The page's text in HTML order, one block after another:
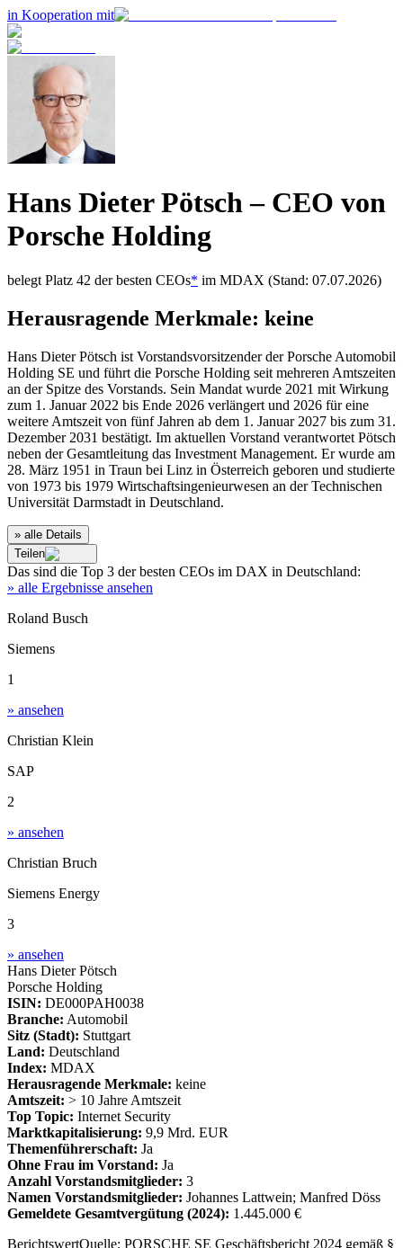
in Kooperation mit
Hans Dieter Pötsch– CEO von
Porsche Holding
belegt Platz 42 der besten CEOs* im MDAX (Stand: 07.07.2026)
Herausragende Merkmale: keine
Hans Dieter Pötsch ist Vorstandsvorsitzender der Porsche Automobil
Holding SE und führt die Porsche Holding seit mehreren Amtszeiten
an der Spitze des Vorstands. Sein Mandat wurde 2021 mit Wirkung
zum 1. Januar 2022 bis Ende 2026 verlängert und 2026 für eine
weitere Amtszeit von fünf Jahren ab dem 1. Januar 2027 bis zum 31.
Dezember 2031 bestätigt. Im aktuellen Vorstand verantwortet Pötsch
neben der Gesamtleitung das Investment Management. Er wurde am
28. März 1951 in Traun bei Linz in Österreich geboren und studierte
von 1973 bis 1979 Wirtschaftsingenieurwesen an der Technischen
Universität Darmstadt in Deutschland.
» alle Details
Teilen
Das sind die Top 3 der besten CEOs im DAX in Deutschland:
» alle Ergebnisse ansehen
Roland Busch
Siemens
1
» ansehen
Christian Klein
SAP
2
» ansehen
Christian Bruch
Siemens Energy
3
» ansehen
Hans Dieter Pötsch
Porsche Holding
ISIN: DE000PAH0038
Branche: Automobil
Sitz (Stadt): Stuttgart
Land: Deutschland
Index: MDAX
Herausragende Merkmale: keine
Amtszeit: > 10 Jahre Amtszeit
Top Topic: Internet Security
Marktkapitalisierung: 9,9 Mrd. EUR
Themenführerschaft: Ja
Ohne Frau im Vorstand: Ja
Anzahl Vorstandsmitglieder: 3
Namen Vorstandsmitglieder: Johannes Lattwein; Manfred Döss
Gemeldete Gesamtvergütung (2024): 1.445.000 €
BerichtswertQuelle: PORSCHE SE Geschäftsbericht 2024 gemäß §